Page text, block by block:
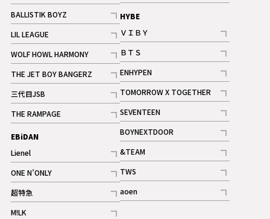
記事
BALLISTIK BOYZ
記事
LIL LEAGUE
記事
WOLF HOWL HARMONY
記事
THE JET BOY BANGERZ
記事
三代目JSB
記事
THE RAMPAGE
記事
ギャラリー
EBiDAN
Lienel
記事
ONE N’ONLY
記事
超特急
記事
M!LK
記事
HYBE
ＶＩＢＹ
記事
ＢＴＳ
記事
ENHYPEN
記事
TOMORROW X TOGETHER
記事
ギャラリー
SEVENTEEN
記事
BOYNEXTDOOR
記事
&TEAM
記事
TWS
記事
aoen
記事